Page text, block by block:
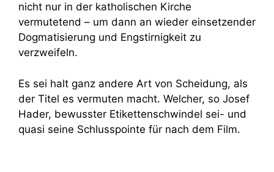
nicht nur in der katholischen Kirche
vermutetend – um dann an wieder einsetzender
Dogmatisierung und Engstirnigkeit zu
verzweifeln.
Es sei halt ganz andere Art von Scheidung, als
der Titel es vermuten macht. Welcher, so Josef
Hader, bewusster Etikettenschwindel sei- und
quasi seine Schlusspointe für nach dem Film.